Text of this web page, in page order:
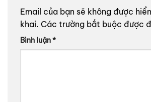
Email của bạn sẽ không được
khai. Các trường bắt buộc được
Bình luận*